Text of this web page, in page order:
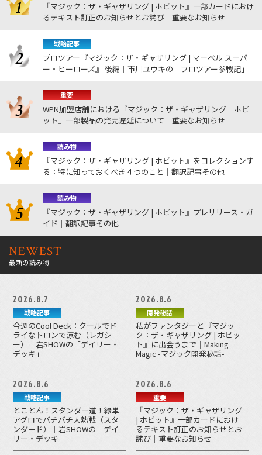
『マジック：ザ・ギャザリング | ホビット』一部カードにおけ
るテキスト訂正のお知らせとお詫び｜重要なお知らせ
戦略記事
プロツアー『マジック：ザ・ギャザリング | マーベル スーパ
ー・ヒーローズ』 後編｜市川ユウキの「プロツアー参戦記」
重要
WPN加盟店舗における『マジック：ザ・ギャザリング｜ホビ
ット』一部製品の発売遅延について｜重要なお知らせ
読み物
『マジック：ザ・ギャザリング | ホビット』をコレクションす
る：特に知っておくべき４つのこと｜翻訳記事その他
読み物
『マジック：ザ・ギャザリング | ホビット』プレリリース・ガ
イド｜翻訳記事その他
NEWEST
最新の読み物
2026.8.7
戦略記事
今週のCool Deck：クールでド
ライなトロンで涼む（レガシ
ー）｜岩SHOWの「デイリー・
デッキ」
2026.8.6
開発秘話
私がファンタジーと『マジッ
ク：ザ・ギャザリング | ホビッ
ト』に出会うまで｜Making
Magic -マジック開発秘話-
2026.8.6
戦略記事
とことん！スタンダー道！緑単
アグロでバチバチ大熱戦（スタ
ンダード）｜岩SHOWの「デイ
リー・デッキ」
2026.8.6
重要
『マジック：ザ・ギャザリング
| ホビット』一部カードにおけ
るテキスト訂正のお知らせとお
詫び｜重要なお知らせ